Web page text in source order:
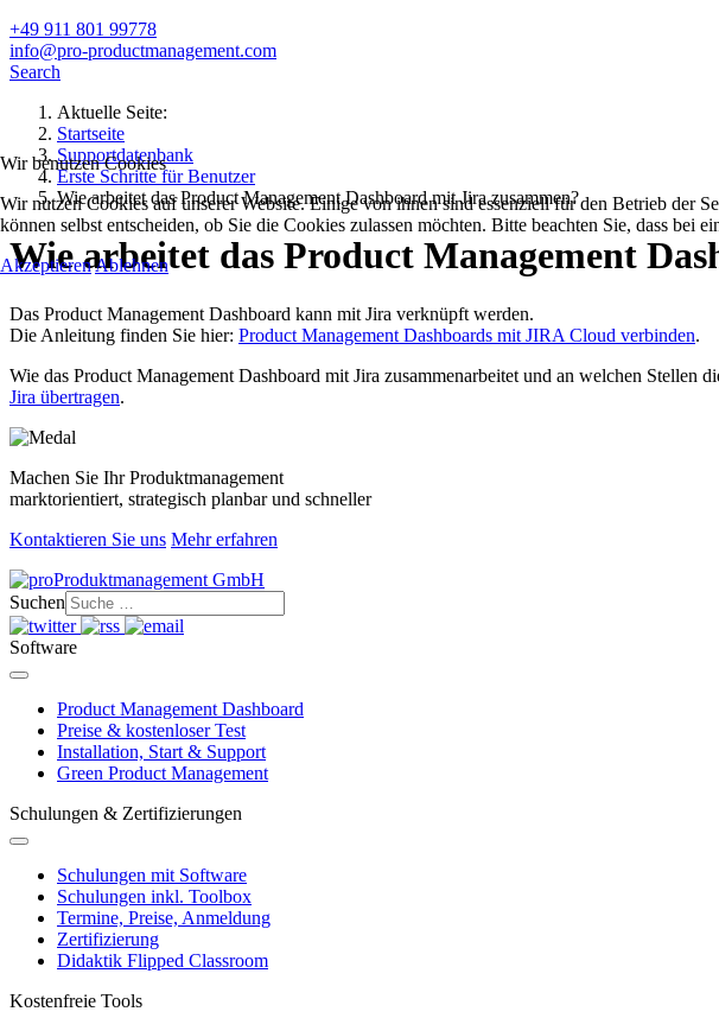
Aktuelle Seite:
Startseite
Supportdatenbank
Erste Schritte für Benutzer
Wie arbeitet das Product Management Dashboard mit Jira zusammen?
Wie arbeitet das Product Management
Das Product Management Dashboard kann mit Jira verknüpft werden.
Die Anleitung finden Sie hier: Product Management Dashboards mit JIRA Cloud verbinden.
Wie das Product Management Dashboard mit Jira zusammenarbeitet und an welchen Stellen
Jira übertragen.
Machen Sie Ihr Produktmanagement
marktorientiert, strategisch planbar und schneller
Kontaktieren Sie uns Mehr erfahren
+49 911 801 99778
info@pro-productmanagement.com
Search
Suchen
Software
Product Management Dashboard
Preise & kostenloser Test
Installation, Start & Support
Green Product Management
Schulungen & Zertifizierungen
Schulungen mit Software
Schulungen inkl. Toolbox
Termine, Preise, Anmeldung
Zertifizierung
Didaktik Flipped Classroom
Kostenfreie Tools
Wir benutzen Cookies
Wir nutzen Cookies auf unserer Website. Einige von ihnen sind essenziell für den Betrieb der
können selbst entscheiden, ob Sie die Cookies zulassen möchten. Bitte beachten Sie, dass
AkzeptierenAblehnen